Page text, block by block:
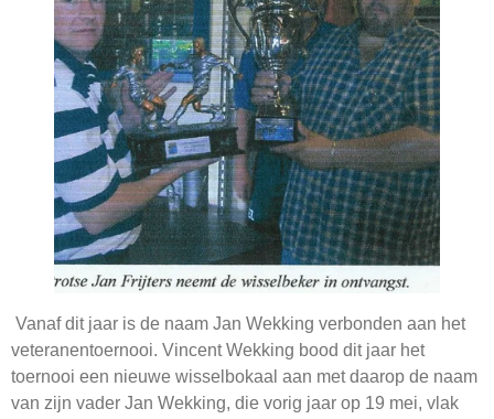
Vanaf dit jaar is de naam Jan Wekking verbonden aan het
veteranentoernooi. Vincent Wekking bood dit jaar het
toernooi een nieuwe wisselbokaal aan met daarop de naam
van zijn vader Jan Wekking, die vorig jaar op 19 mei, vlak